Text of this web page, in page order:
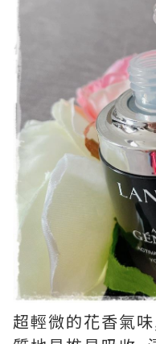
超輕微的花香氣